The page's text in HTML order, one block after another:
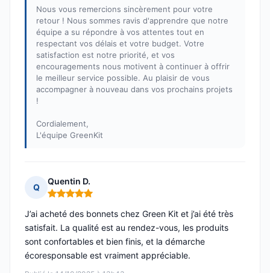
Nous vous remercions sincèrement pour votre
retour ! Nous sommes ravis d'apprendre que notre
équipe a su répondre à vos attentes tout en
respectant vos délais et votre budget. Votre
satisfaction est notre priorité, et vos
encouragements nous motivent à continuer à offrir
le meilleur service possible. Au plaisir de vous
accompagner à nouveau dans vos prochains projets
!
Cordialement,
L'équipe GreenKit
Q
Quentin D.
Note : 5 sur 5
J’ai acheté des bonnets chez Green Kit et j’ai été très
satisfait. La qualité est au rendez-vous, les produits
sont confortables et bien finis, et la démarche
écoresponsable est vraiment appréciable.